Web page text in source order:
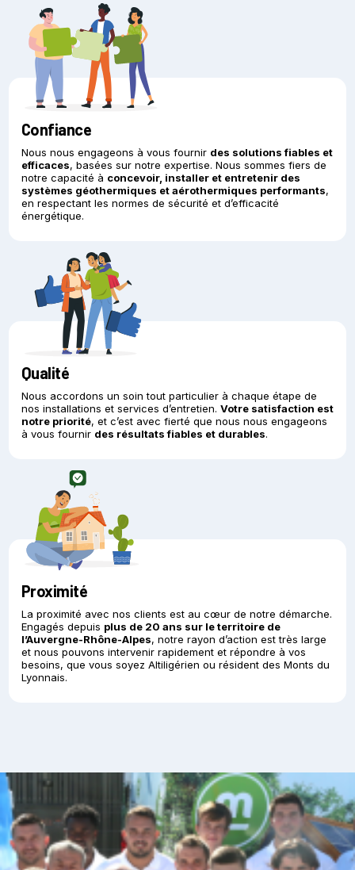
Confiance
Nous nous engageons à vous fournir des solutions fiables et
efficaces, basées sur notre expertise. Nous sommes fiers de
notre capacité à concevoir, installer et entretenir des
systèmes géothermiques et aérothermiques performants,
en respectant les normes de sécurité et d’efficacité
énergétique.
Qualité
Nous accordons un soin tout particulier à chaque étape de
nos installations et services d’entretien. Votre satisfaction est
notre priorité, et c’est avec fierté que nous nous engageons
à vous fournir des résultats fiables et durables.
Proximité
La proximité avec nos clients est au cœur de notre démarche.
Engagés depuis plus de 20 ans sur le territoire de
l’Auvergne-Rhône-Alpes, notre rayon d’action est très large
et nous pouvons intervenir rapidement et répondre à vos
besoins, que vous soyez Altiligérien ou résident des Monts du
Lyonnais.